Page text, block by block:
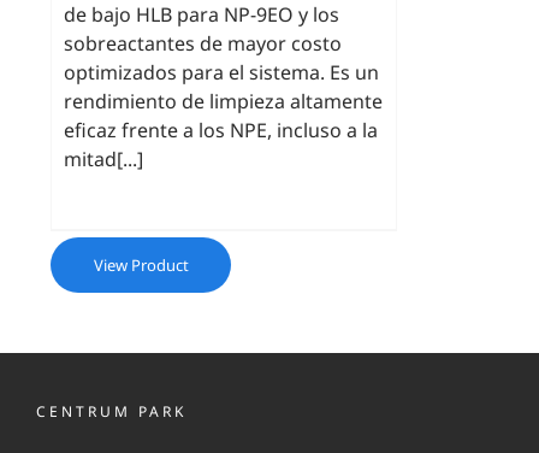
de bajo HLB para NP-9EO y los
sobreactantes de mayor costo
optimizados para el sistema. Es un
rendimiento de limpieza altamente
eficaz frente a los NPE, incluso a la
mitad[...]
View Product
CENTRUM PARK